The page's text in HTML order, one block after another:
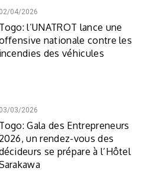
02/04/2026
Togo: l’UNATROT lance une
nationale contre les
incendies des véhicules
03/03/2026
Togo: Gala des Entrepreneurs
2026, un rendez-vous des
se prépare à l’Hôtel